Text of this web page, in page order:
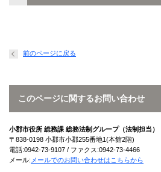
前のページに戻る
このページに関するお問い合わせ
小郡市役所 総務課 総務法制グループ（法制担当）
〒838-0198 小郡市小郡255番地1(本館2階)
電話:0942-73-9107 / ファクス:0942-73-4466
メール: メールでのお問い合わせはこちらから